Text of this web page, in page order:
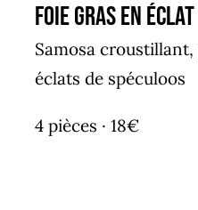
Foie Gras en
Samosa
éclats de spéculoos
4 pièces · 18€